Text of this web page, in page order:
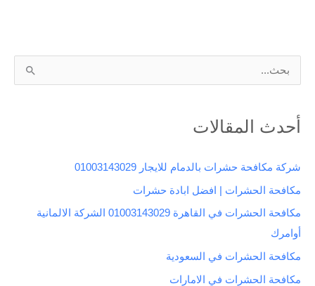
ب
ح
ن
:
أحدث المقالات
شركة مكافحة حشرات بالدمام للايجار 01003143029
مكافحة الحشرات | افضل ابادة حشرات
مكافحة الحشرات في القاهرة 01003143029 الشركة الالمانية
أوامرك
مكافحة الحشرات في السعودية
مكافحة الحشرات في الامارات